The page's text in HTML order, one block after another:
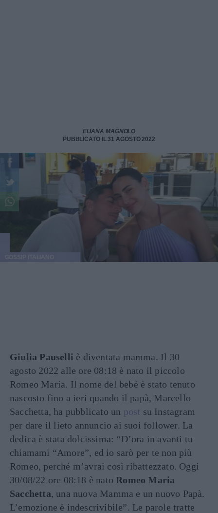
ELIANA MAGNOLO
PUBBLICATO IL 31 AGOSTO 2022
Giulia Pauselli è diventata mamma. Il 30
agosto 2022 alle ore 08:18 è nato il piccolo
Romeo Maria. Il nome del bebè è stato tenuto
nascosto fino a ieri quando il papà, Marcello
Sacchetta, ha pubblicato un post su Instagram
per dare il lieto annuncio ai suoi follower. La
dedica è stata dolcissima: “D’ora in avanti tu
chiamami “Amore”, ed io sarò per te non più
Romeo, perché m’avrai così ribattezzato. Oggi
30/08/22 ore 08:18 è natoRomeo Maria
Sacchetta, una nuova Mamma e un nuovo Papà.
L’emozione è indescrivibile”. Le parole tratte